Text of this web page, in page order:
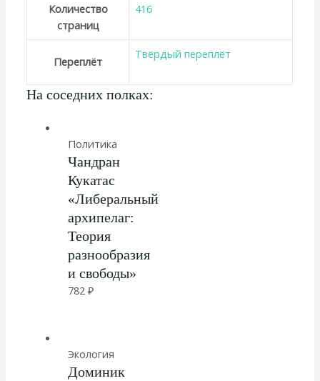
Количество
страниц
416
Переплёт
Твёрдый переплёт
На соседних полках:
Политика
Чандран
Кукатас
«Либеральный
архипелаг:
Теория
разнообразия
и свободы»
782₽
Экология
Доминик